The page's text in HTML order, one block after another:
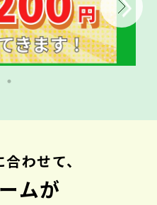
わせて、
ムが